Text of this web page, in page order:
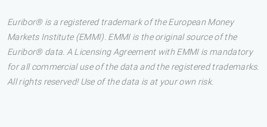
Euribor® is a registered trademark of the European Money
Markets Institute (EMMI). EMMI is the original source of the
Euribor® data. A Licensing Agreement with EMMI is mandatory
for all commercial use of the data and the registered trademarks.
All rights reserved! Use of the data is at your own risk.